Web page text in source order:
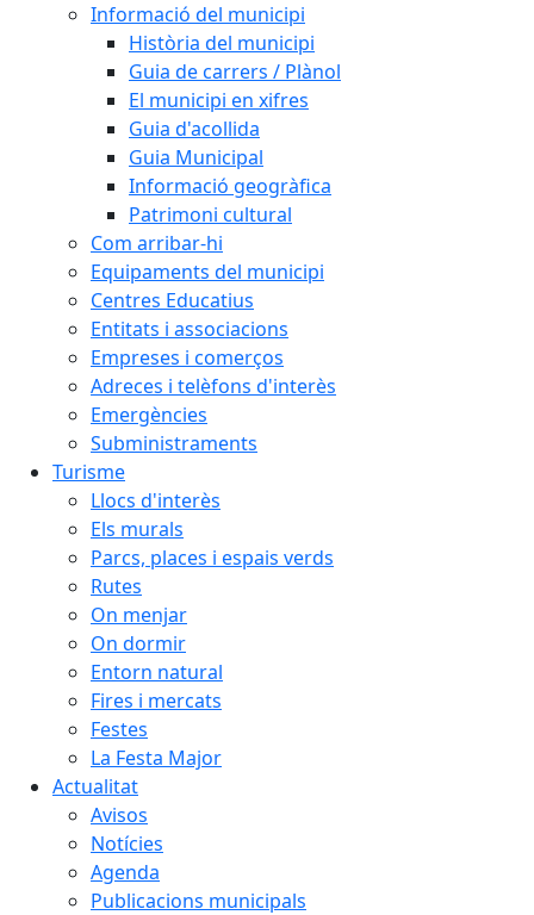
Informació del municipi
Història del municipi
Guia de carrers / Plànol
El municipi en xifres
Guia d'acollida
Guia Municipal
Informació geogràfica
Patrimoni cultural
Com arribar-hi
Equipaments del municipi
Centres Educatius
Entitats i associacions
Empreses i comerços
Adreces i telèfons d'interès
Emergències
Subministraments
Turisme
Llocs d'interès
Els murals
Parcs, places i espais verds
Rutes
On menjar
On dormir
Entorn natural
Fires i mercats
Festes
La Festa Major
Actualitat
Avisos
Notícies
Agenda
Publicacions municipals